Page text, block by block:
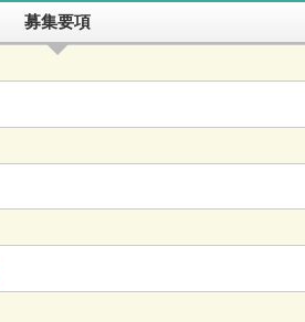
募集要項